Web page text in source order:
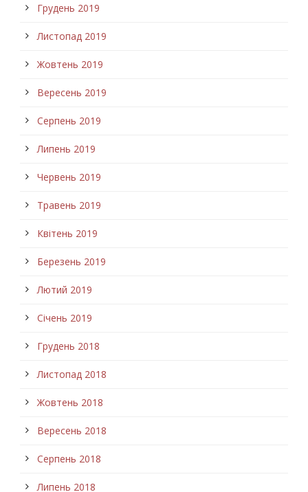
Грудень 2019
Листопад 2019
Жовтень 2019
Вересень 2019
Серпень 2019
Липень 2019
Червень 2019
Травень 2019
Квітень 2019
Березень 2019
Лютий 2019
Січень 2019
Грудень 2018
Листопад 2018
Жовтень 2018
Вересень 2018
Серпень 2018
Липень 2018